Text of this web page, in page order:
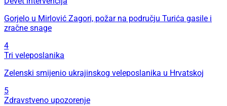
Gorjelo u Mirlović Zagori, požar na području Turića gasile i
zračne snage
4
Tri veleposlanika
Zelenski smijenio ukrajinskog veleposlanika u Hrvatskoj
5
Zdravstveno upozorenje